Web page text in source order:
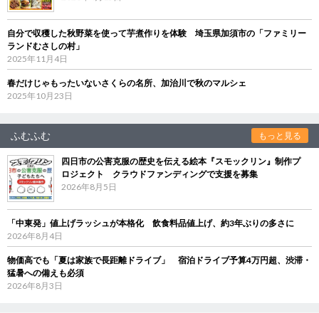
自分で収穫した秋野菜を使って芋煮作りを体験 埼玉県加須市の「ファミリー
ランドむさしの村」
2025年11月4日
春だけじゃもったいないさくらの名所、加治川で秋のマルシェ
2025年10月23日
ふむふむ もっと見る
四日市の公害克服の歴史を伝える絵本『スモックリン』制作プ
ロジェクト クラウドファンディングで支援を募集
2026年8月5日
「中東発」値上げラッシュが本格化 飲食料品値上げ、約3年ぶりの多さに
2026年8月4日
物価高でも「夏は家族で長距離ドライブ」 宿泊ドライブ予算4万円超、渋滞・
猛暑への備えも必須
2026年8月3日